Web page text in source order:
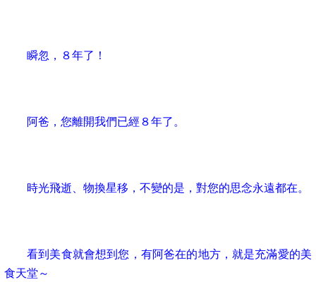
瞬忽，８年了！
阿爸，您離開我們已經８年了。
時光飛逝、物換星移，不變的是，對您的思念永遠都在。
看到美食就會想到您，有阿爸在的地方，就是充滿愛的美
食天堂～